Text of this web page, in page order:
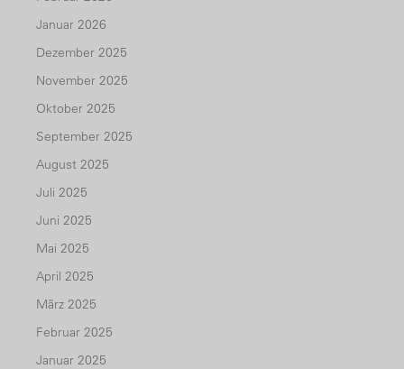
Januar 2026
Dezember 2025
November 2025
Oktober 2025
September 2025
August 2025
Juli 2025
Juni 2025
Mai 2025
April 2025
März 2025
Februar 2025
Januar 2025